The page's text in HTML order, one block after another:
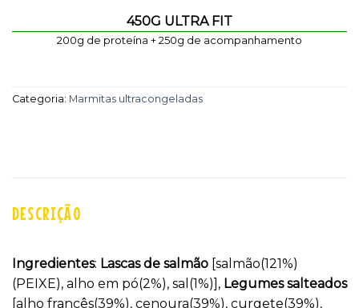
450G ULTRA FIT
200g de proteína + 250g de acompanhamento
Categoria: Marmitas ultracongeladas
DESCRIÇÃO
Ingredientes: Lascas de salmão [salmão(121%)
(PEIXE), alho em pó(2%), sal(1%)], Legumes salteados
[alho francês(39%), cenoura(39%), curgete(39%),